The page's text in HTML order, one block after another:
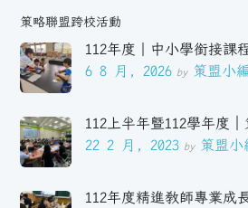
策略聯盟跨校活動
112年度｜中小學銜接課
6 8 月, 2026 by 策盟小
112上半年暨112學年度
22 2 月, 2023 by 策盟小
112年度精進教師專業成